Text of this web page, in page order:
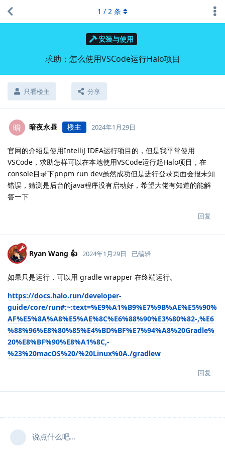
安装与使用
求助：怎么使用VSCode运行Halo项目
只看楼主 分享
1 / 2 条
暗 暗夜永昼 楼主 2024年1月29日
官网的介绍是使用IntelliJ IDEA运行项目的，但是我平常使用
VSCode，求助怎样可以在本地使用VSCode运行起Halo项目，在
console目录下pnpm run dev虽然成功但是进行登录页面会报未知
错误，猜测是后台的java程序没有启动好，希望大佬有知道的能解
答一下
回复
Ryan Wang 👍 2024年1月29日 已编辑
如果只是运行，可以用 gradle wrapper 在终端运行。
https://docs.halo.run/developer-
guide/core/run#:~:text=%E9%A1%B9%E7%9B%AE%E5%90%
AF%E5%8A%A8%E5%AE%8C%E6%88%90%E3%80%82-,%E6
%88%96%E8%80%85%E4%BD%BF%E7%94%A8%20Gradle%
20%E8%BF%90%E8%A1%8C,-
%23%20macOS%20/%20Linux%0A./gradlew
回复
说点什么吧...